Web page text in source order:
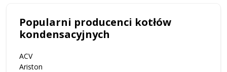
Popularni producenci kotłów
kondensacyjnych
ACV
Ariston